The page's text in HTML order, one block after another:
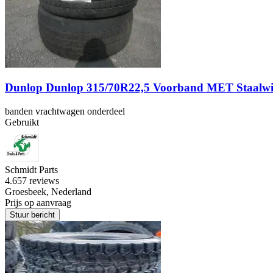
Dunlop Dunlop 315/70R22,5 Voorband MET
banden vrachtwagen onderdeel
Gebruikt
Schmidt Parts
4.657 reviews
Groesbeek, Nederland
Prijs op aanvraag
Stuur bericht